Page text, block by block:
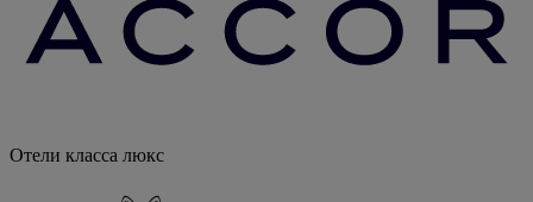
Отели класса люкс